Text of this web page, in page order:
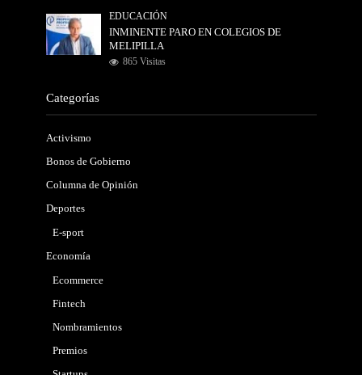
EDUCACIÓN
INMINENTE PARO EN COLEGIOS DE
MELIPILLA
865 Visitas
Categorías
Activismo
Bonos de Gobierno
Columna de Opinión
Deportes
E-sport
Economía
Ecommerce
Fintech
Nombramientos
Premios